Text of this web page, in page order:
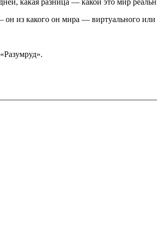
из какого он мира — виртуального или